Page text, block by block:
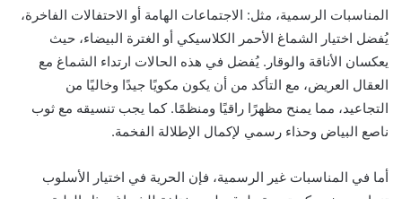
المناسبات الرسمية، مثل: الاجتماعات الهامة أو الاحتفالات الفاخرة،
يُفضل اختيار الشماغ الأحمر الكلاسيكي أو الغترة البيضاء، حيث
يعكسان الأناقة والوقار. يُفضل في هذه الحالات ارتداء الشماغ مع
العقال العريض، مع التأكد من أن يكون مكويًا جيدًا وخاليًا من
التجاعيد، مما يمنح مظهرًا راقيًا ومنظمًا. كما يجب تنسيقه مع ثوب
ناصع البياض وحذاء رسمي لإكمال الإطلالة الفخمة.
أما في المناسبات غير الرسمية، فإن الحرية في اختيار الأسلوب